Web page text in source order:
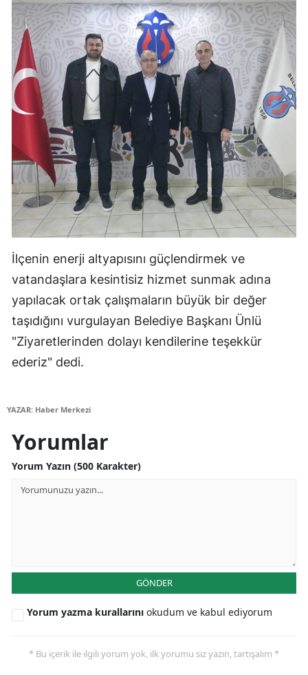
Rize
Sakarya
Samsun
Sinop
Sivas
Tekirdağ
Tokat
Tunceli
Şanlıurfa
Uşak
Bartın
İlçenin enerji altyapısını güçlendirmek ve
vatandaşlara kesintisiz hizmet sunmak adına
yapılacak ortak çalışmaların büyük bir değer
taşıdığını vurgulayan Belediye Başkanı Ünlü
"Ziyaretlerinden dolayı kendilerine teşekkür
ederiz" dedi.
YAZAR: Haber Merkezi
Yorumlar
Yorum Yazın (500 Karakter)
GÖNDER
Yorum yazma kurallarını okudum ve kabul ediyorum
* Bu içerik ile ilgili yorum yok, ilk yorumu siz yazın, tartışalım *